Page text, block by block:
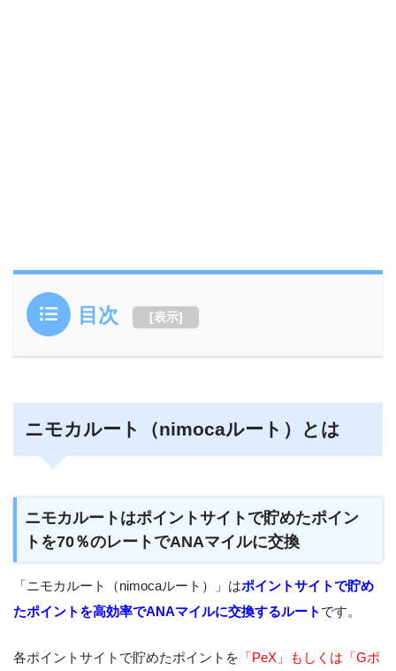
目次 [表示]
ニモカルート（nimocaルート）とは
ニモカルートはポイントサイトで貯めたポイン
トを70％のレートでANAマイルに交換
「ニモカルート（nimocaルート）」はポイントサイトで貯め
たポイントを高効率でANAマイルに交換するルート です。
各ポイントサイトで貯めたポイントを 「PeX」もしくは「Gポ